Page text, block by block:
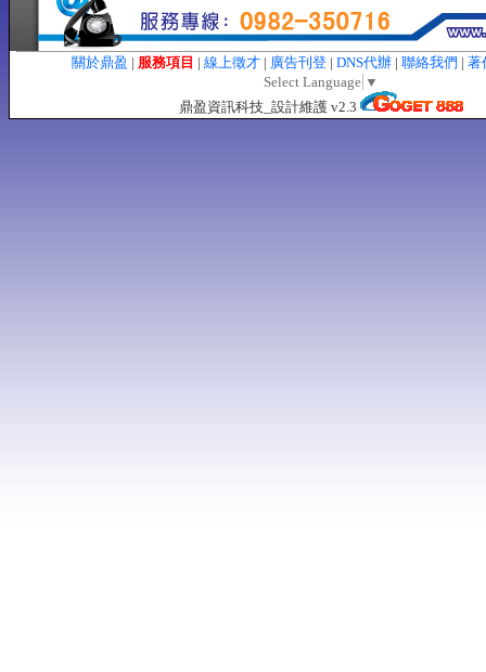
關於鼎盈 | 服務項目 | 線上徵才| 廣告刊登| DNS代辦| 聯絡我們 |
Select Language ▼
鼎盈資訊科技_設計維護 v2.3